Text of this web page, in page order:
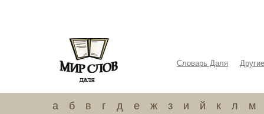
Словарь Даля
а б в г д е ж з и й к л м